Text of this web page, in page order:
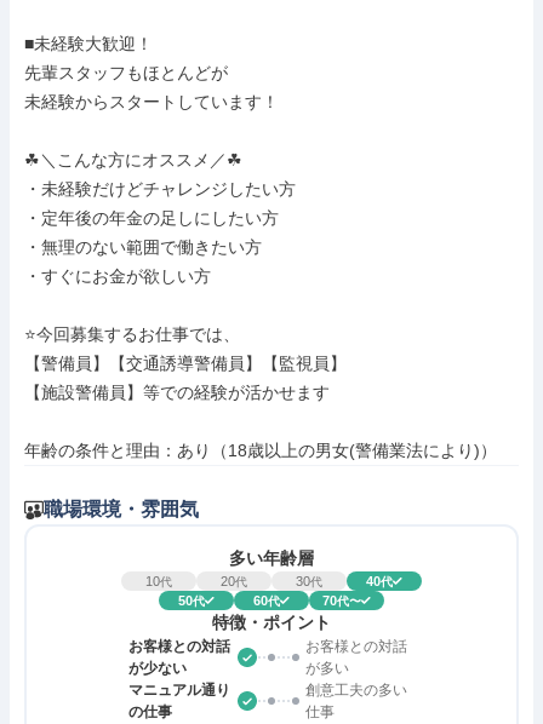
■未経験大歓迎！
先輩スタッフもほとんどが
未経験からスタートしています！
☘＼こんな方にオススメ／☘
・未経験だけどチャレンジしたい方
・定年後の年金の足しにしたい方
・無理のない範囲で働きたい方
・すぐにお金が欲しい方
⭐今回募集するお仕事では、
【警備員】【交通誘導警備員】【監視員】
【施設警備員】等での経験が活かせます
年齢の条件と理由：あり（18歳以上の男女(警備業法により)）
職場環境・雰囲気
多い年齢層
10代 20代 30代 40代
50代 60代 70代〜
特徴・ポイント
お客様との対話
が少ない
お客様との対話
が多い
マニュアル通り
の仕事
創意工夫の多い
仕事